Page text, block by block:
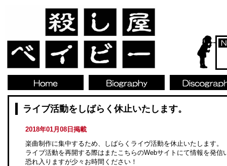
ライブ活動をしばらく休止いたします。
2018年01月08日掲載
楽曲制作に集中するため、しばらくライヴ活動を休止いたします。
ライブ活動を再開する際はまたこちらのWebサイトにて情報を発信
恐れ入りますが少々お時間ください！